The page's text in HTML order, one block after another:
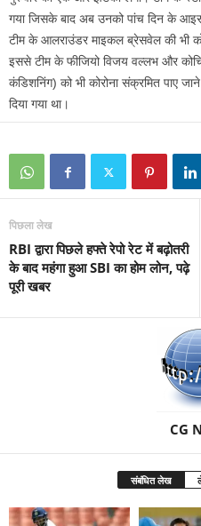
गया जिसके बाद अब उनको पांच दिन के
टीम के आलराउंडर माइकल ब्रेसवेल की भी
इससे टीम के फीजियो विजय वल्लभ और
कंडिशनिंग) को भी कोरोना संक्रमित पाए
दिया गया था।
पिछला लेख
RBI द्वारा पिछले हफ्ते रेपो रेट में बढ़ोतरी
के बाद महंगा हुआ SBI का होम लोन, पढ़े
पूरी खबर
CG
संबंधित लेख